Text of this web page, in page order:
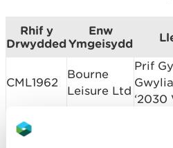
Rhif y
Drwydded
Enw
Ymgeisydd
CML1962
Bourne
Leisure Ltd
Prif
‘2030